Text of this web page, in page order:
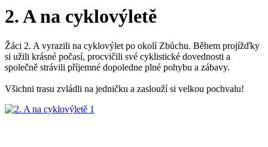
2. A na cyklovýletě
Žáci 2. A vyrazili na cyklovýlet po okolí Zbůchu. Během projížďky
si užili krásné počasí, procvičili své cyklistické dovednosti a
společně strávili příjemné dopoledne plné pohybu a zábavy.
Všichni trasu zvládli na jedničku a zaslouží si velkou pochvalu!